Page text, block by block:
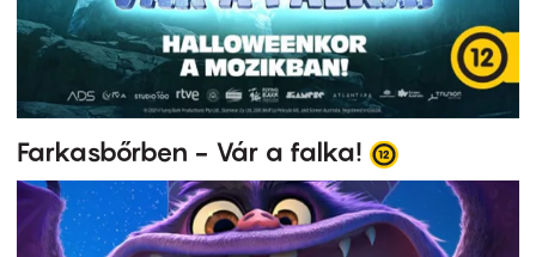
Farkasbőrben - Vár a falka!